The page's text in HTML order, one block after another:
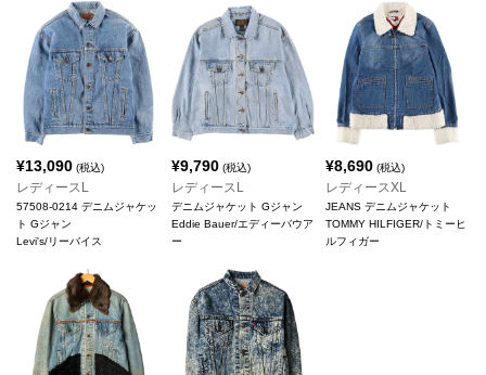
¥13,090 (税込)
レディースL
57508-0214 デニムジャケッ
ト Gジャン
Levi's/リーバイス
¥9,790(税込)
レディースL
デニムジャケット Gジャン
Eddie Bauer/エディーバウア
ー
¥8,690 (税込)
レディースXL
JEANS デニムジャケット
TOMMY HILFIGER/トミーヒ
ルフィガー